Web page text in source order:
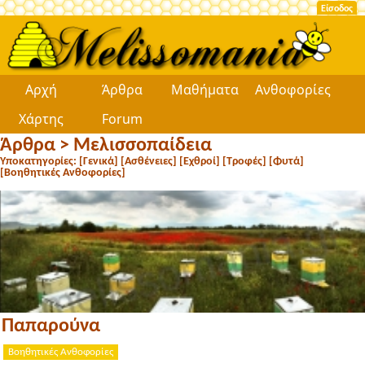
Είσοδος
Αρχή Άρθρα Μαθήματα
Ανθοφορίες
Χάρτης
Forum
Άρθρα > Μελισσοπαίδεια
Υποκατηγορίες: [ Γενικά] [ Ασθένειες Εχθροί Τροφές Φυτά]
Βοηθητικές Ανθοφορίες
Παπαρούνα
Βοηθητικές Ανθοφορίες